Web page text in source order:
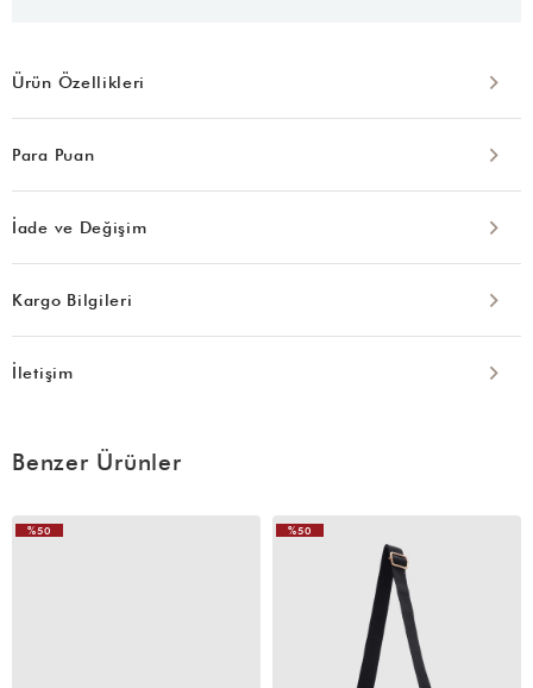
Ürün Özellikleri
Para Puan
İade ve Değişim
Kargo Bilgileri
İletişim
Benzer Ürünler
%50
%50